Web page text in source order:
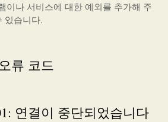
이나 서비스에 대한 예외를 추가해 주
있습니다.
류 코드
연결이 중단되었습니다